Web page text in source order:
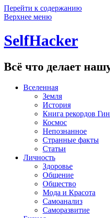
Перейти к содержанию
Верхнее меню
SelfHacker
Всё что делает
Вселенная
Земля
История
Книга рекордов
Космос
Непознанное
Странные факты
Статьи
Личность
Здоровье
Общение
Общество
Мода и Красота
Самоанализ
Саморазвитие